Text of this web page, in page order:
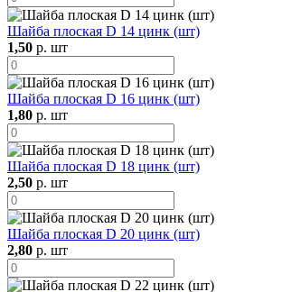
Шайба плоская D 14 цинк (шт)
1,50 р. шт
Шайба плоская D 16 цинк (шт)
1,80 р. шт
Шайба плоская D 18 цинк (шт)
2,50 р. шт
Шайба плоская D 20 цинк (шт)
2,80 р. шт